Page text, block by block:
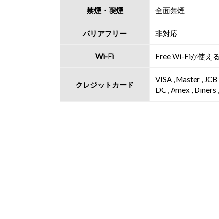
禁煙・喫煙 全面禁煙
バリアフリー 非対応
Wi-Fi Free Wi-Fiが使える
クレジットカード
VISA , Master , JCB
DC , Amex , Diners